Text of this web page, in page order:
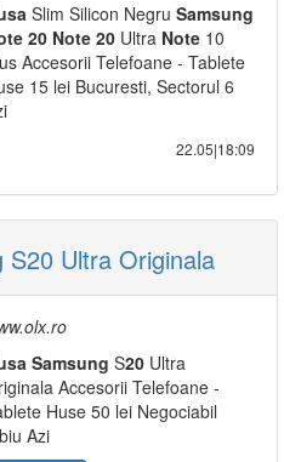
Slim Silicon Negru Samsung
20 Note 20 Ultra Note 10
Accesorii Telefoane - Tablete
15 lei Bucuresti, Sectorul 6
22.05|18:09
S20 Ultra Originala
Samsung S20 Ultra
Accesorii Telefoane -
Huse 50 lei Negociabil
Azi